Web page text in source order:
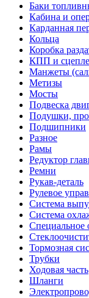
Баки
Кабина и
Карданная
Кольца
Коробка
КПП и
Манжеты
Метизы
Мосты
Подвеска
Подушки,
Подшипники
Разное
Рамы
Редуктор
Ремни
Рукав-деталь
Рулевое
Система
Система
Специальное
Тормозная
Трубки
Ходовая часть
Шланги